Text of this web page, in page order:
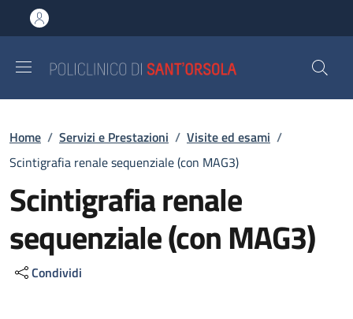
al contenuto principale
to footer content
Briciole di pane
Home / Servizi e Prestazioni / Visite ed esami /
Scintigrafia renale sequenziale (con MAG3)
Scintigrafia renale
sequenziale (con MAG3)
Condividi